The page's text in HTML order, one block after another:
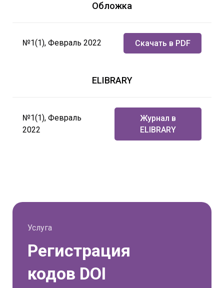
Обложка
№1(1), Февраль 2022 Скачать в PDF
ELIBRARY
№1(1), Февраль
2022
Журнал в
ELIBRARY
Услуга
Регистрация
кодов DOI